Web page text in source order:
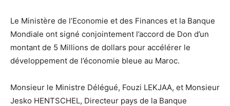
Le Ministère de l’Economie et des Finances et la Banque
Mondiale ont signé conjointement l’accord de Don d’un
montant de 5 Millions de dollars pour accélérer le
développement de l’économie bleue au Maroc.
Monsieur le Ministre Délégué, Fouzi LEKJAA, et Monsieur
Jesko HENTSCHEL, Directeur pays de la Banque